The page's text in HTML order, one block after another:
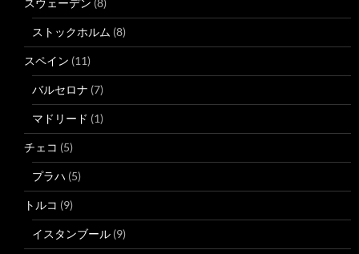
ストックホルム (8)
スペイン (11)
バルセロナ (7)
マドリード (1)
チェコ (5)
プラハ (5)
トルコ (9)
イスタンブール (9)